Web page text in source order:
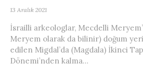
13 Aralık 2021
İsrailli arkeologlar, Mecdelli
Meryem olarak da bilinir) doğum
edilen Migdal’da (Magdala) İkinci
Dönemi’nden kalma...